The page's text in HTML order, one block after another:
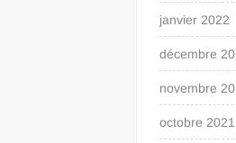
janvier 2022
décembre
novembre
octobre 2021